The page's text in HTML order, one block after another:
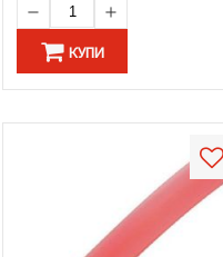
КУПИ